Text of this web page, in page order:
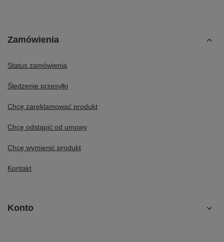
Zamówienia
Status zamówienia
Śledzenie przesyłki
Chcę zareklamować produkt
Chcę odstąpić od umowy
Chcę wymienić produkt
Kontakt
Konto